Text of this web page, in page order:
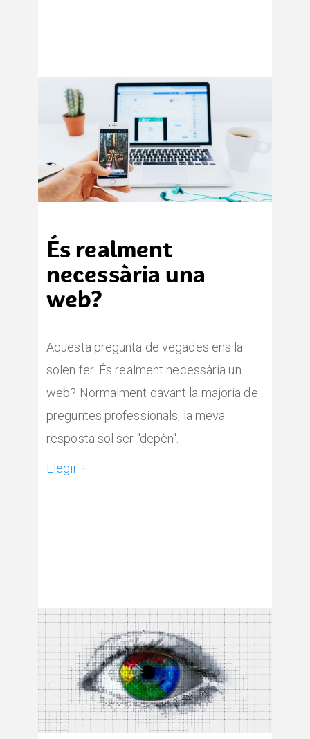
És realment
necessària una
web?
Aquesta pregunta de vegades ens la
solen fer: És realment necessària un
web? Normalment davant la majoria de
preguntes professionals, la meva
resposta sol ser "depèn".
Llegir +